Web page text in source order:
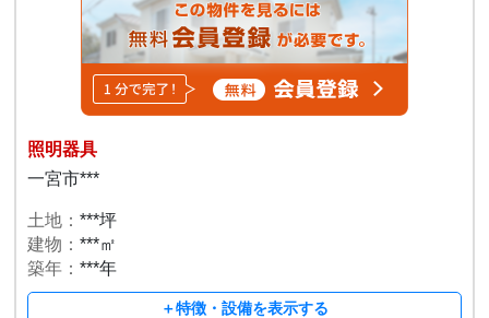
照明器具
一宮市***
土地：***坪
建物：***㎡
築年：***年
＋特徴・設備を表示する